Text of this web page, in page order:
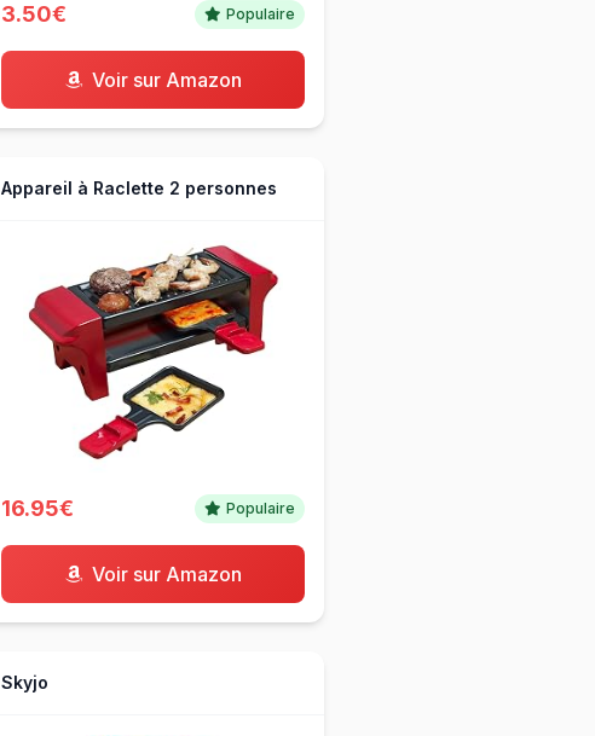
3.50€ Populaire
Voir sur Amazon
Appareil à Raclette 2 personnes
16.95€ Populaire
Voir sur Amazon
Skyjo